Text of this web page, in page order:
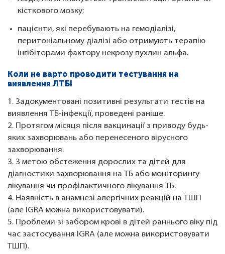
кісткового мозку;
пацієнти, які перебувають на гемодіалізі,
перитоніальному діалізі або отримують терапію
інгібіторами фактору некрозу пухлин альфа.
Коли не варто проводити тестування на
виявлення ЛТБІ
1. Задокументовані позитивні результати тестів на
виявлення ТБ-інфекції, проведені раніше.
2. Протягом місяця після вакцинації з приводу будь-
яких захворювань або перенесеного вірусного
захворювання.
3. З метою обстеження дорослих та дітей для
діагностики захворювання на ТБ або моніторингу
лікування чи профілактичного лікування ТБ.
4. Наявність в анамнезі алергічних реакцій на ТШП
(але IGRA можна використовувати).
5. Проблеми зі забором крові в дітей раннього віку під
час застосування IGRA (але можна використовувати
ТШП).